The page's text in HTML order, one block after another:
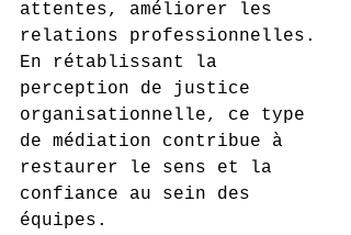
attentes, améliorer les
relations professionnelles.
En rétablissant la
perception de justice
organisationnelle, ce type
de médiation contribue à
restaurer le sens et la
confiance au sein des
équipes.